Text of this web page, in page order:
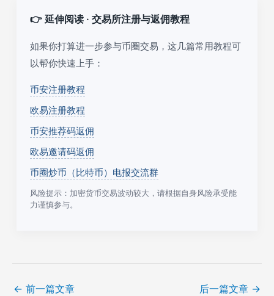
👉 延伸阅读 · 交易所注册与返佣教程
如果你打算进一步参与币圈交易，这几篇常用教程可
以帮你快速上手：
币安注册教程
欧易注册教程
币安推荐码返佣
欧易邀请码返佣
币圈炒币（比特币）电报交流群
风险提示：加密货币交易波动较大，请根据自身风险承受能
力谨慎参与。
← 前一篇文章 后一篇文章 →